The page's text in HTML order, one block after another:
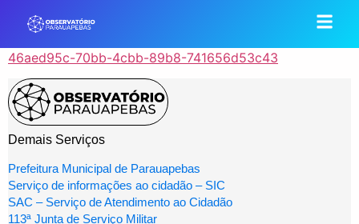
46aed95c-70bb-4cbb-89b8-741656d53c43
Demais Serviços
Prefeitura Municipal de Parauapebas
Serviço de informações ao cidadão – SIC
SAC – Serviço de Atendimento ao Cidadão
113ª Junta de Serviço Militar